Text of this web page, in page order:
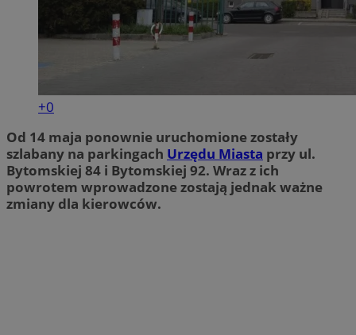
+0
Od 14 maja ponownie uruchomione zostały
szlabany na parkingach Urzędu Miasta przy ul.
Bytomskiej 84 i Bytomskiej 92. Wraz z ich
powrotem wprowadzone zostają jednak ważne
zmiany dla kierowców.